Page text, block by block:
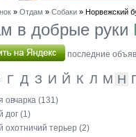
» Отдам » Собаки » Норвежский
в добрые руки
последние
Г Д З И Й К Л М Н
овчарка (131)
дог (1)
охотничий терьер (2)